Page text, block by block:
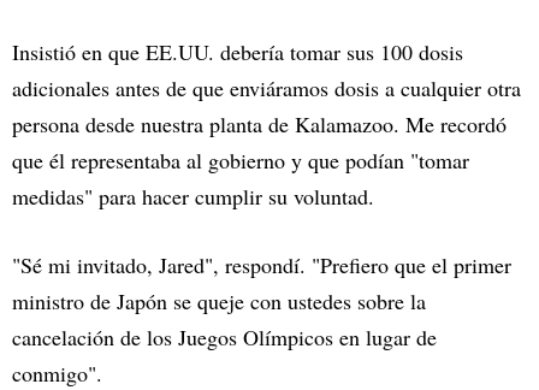
Insistió en que EE.UU. debería tomar sus 100 dosis
adicionales antes de que enviáramos dosis a cualquier otra
persona desde nuestra planta de Kalamazoo. Me recordó
que él representaba al gobierno y que podían "tomar
medidas" para hacer cumplir su voluntad.
"Sé mi invitado, Jared", respondí. "Prefiero que el primer
ministro de Japón se queje con ustedes sobre la
cancelación de los Juegos Olímpicos en lugar de
conmigo".